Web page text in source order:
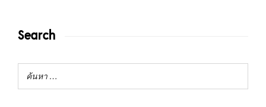
Search